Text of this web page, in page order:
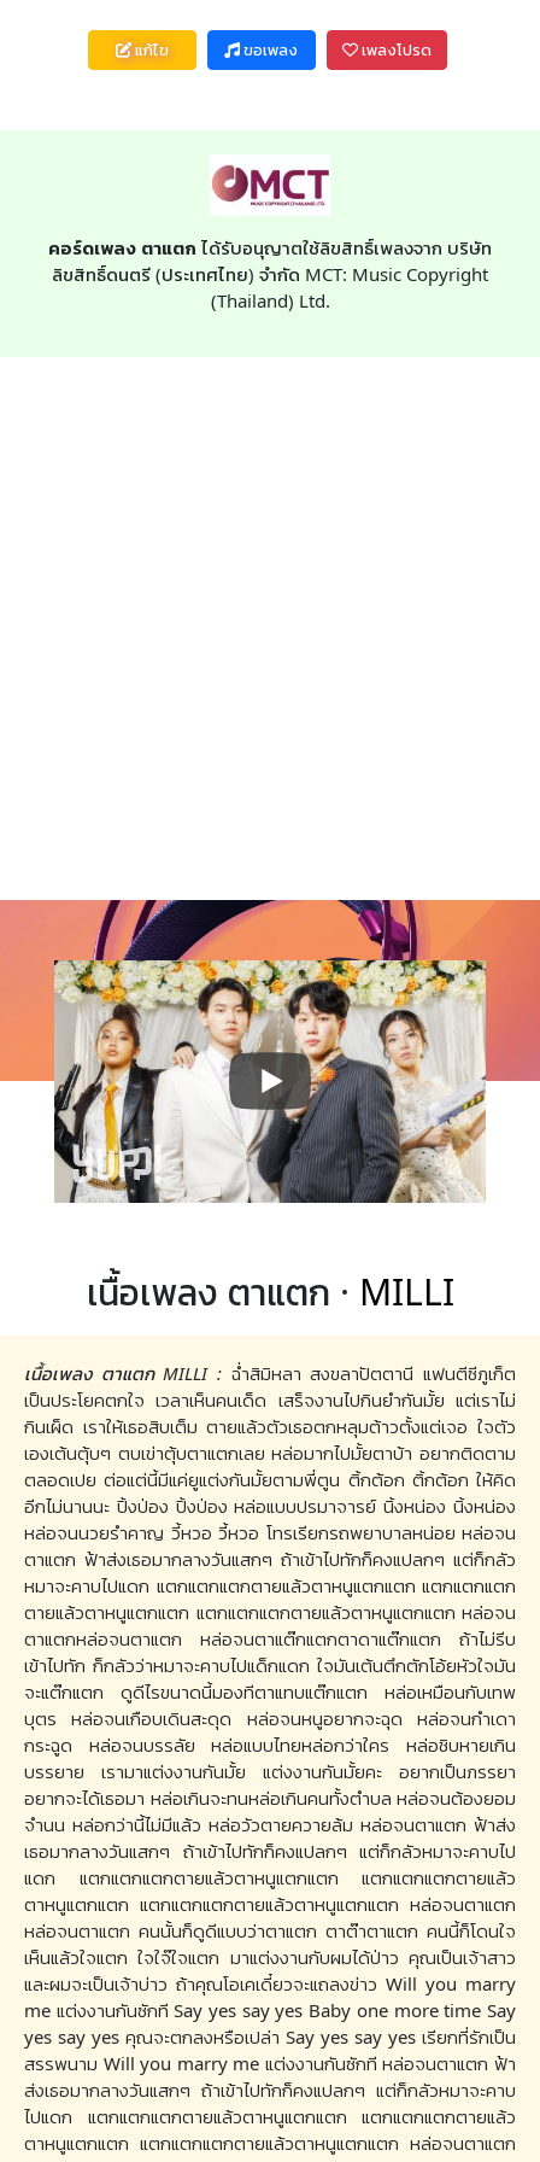
แก้ไข ขอเพลง เพลงโปรด
คอร์ดเพลง ตาแตก ได้รับอนุญาตใช้ลิขสิทธิ์เพลงจาก บริษัท
ลิขสิทธิ์ดนตรี (ประเทศไทย) จำกัด MCT: Music Copyright
(Thailand) Ltd.
เนื้อเพลง ตาแตก · MILLI
เนื้อเพลง ตาแตก MILLI : ฉ่ำสิมิหลา สงขลาปัตตานี แฟนตีซีภูเก็ต
เป็นประโยคตกใจ เวลาเห็นคนเด็ด เสร็จงานไปกินยำกันมั้ย แต่เราไม่
กินเผ็ด เราให้เธอสิบเต็ม ตายแล้วตัวเธอตกหลุมต้าวตั้งแต่เจอ ใจตัว
เองเต้นตุ้บๆ ตบเข่าตุ้บตาแตกเลย หล่อมากไปมั้ยตาบ้า อยากติดตาม
ตลอดเปย ต่อแต่นี้มีแค่ยูแต่งกันมั้ยตามพี่ตูน ติ้กต้อก ติ้กต้อก ให้คิด
อีกไม่นานนะ ปิ้งป่อง ปิ้งป่อง หล่อแบบปรมาจารย์ นิ้งหน่อง นิ้งหน่อง
หล่อจนนวยรำคาญ วี้หวอ วี้หวอ โทรเรียกรถพยาบาลหน่อย หล่อจน
ตาแตก ฟ้าส่งเธอมากลางวันแสกๆ ถ้าเข้าไปทักก็คงแปลกๆ แต่ก็กลัว
หมาจะคาบไปแดก แตกแตกแตกตายแล้วตาหนูแตกแตก แตกแตกแตก
ตายแล้วตาหนูแตกแตก แตกแตกแตกตายแล้วตาหนูแตกแตก หล่อจน
ตาแตกหล่อจนตาแตก หล่อจนตาแต๊กแตกตาดาแต๊กแตก ถ้าไม่รีบ
เข้าไปทัก ก็กลัวว่าหมาจะคาบไปแด็กแดก ใจมันเต้นตึกตักโอ้ยหัวใจมัน
จะแต๊กแตก ดูดีไรขนาดนี้มองทีตาแทบแต๊กแตก หล่อเหมือนกับเทพ
บุตร หล่อจนเกือบเดินสะดุด หล่อจนหนูอยากจะฉุด หล่อจนกำเดา
กระฉูด หล่อจนบรรลัย หล่อแบบไทยหล่อกว่าใคร หล่อชิบหายเกิน
บรรยาย เรามาแต่งงานกันมั้ย แต่งงานกันมั้ยคะ อยากเป็นภรรยา
อยากจะได้เธอมา หล่อเกินจะทนหล่อเกินคนทั้งตำบล หล่อจนต้องยอม
จำนน หล่อกว่านี้ไม่มีแล้ว หล่อวัวตายควายล้ม หล่อจนตาแตก ฟ้าส่ง
เธอมากลางวันแสกๆ ถ้าเข้าไปทักก็คงแปลกๆ แต่ก็กลัวหมาจะคาบไป
แดก แตกแตกแตกตายแล้วตาหนูแตกแตก แตกแตกแตกตายแล้ว
ตาหนูแตกแตก แตกแตกแตกตายแล้วตาหนูแตกแตก หล่อจนตาแตก
หล่อจนตาแตก คนนั้นก็ดูดีแบบว่าตาแตก ตาต๊าตาแตก คนนี้ก็โดนใจ
เห็นแล้วใจแตก ใจใจ๊ใจแตก มาแต่งงานกับผมได้ป่าว คุณเป็นเจ้าสาว
และผมจะเป็นเจ้าบ่าว ถ้าคุณโอเคเดี๋ยวจะแถลงข่าว Will you marry
me แต่งงานกันซักที Say yes say yes Baby one more time Say
yes say yes คุณจะตกลงหรือเปล่า Say yes say yes เรียกที่รักเป็น
สรรพนาม Will you marry me แต่งงานกันซักที หล่อจนตาแตก ฟ้า
ส่งเธอมากลางวันแสกๆ ถ้าเข้าไปทักก็คงแปลกๆ แต่ก็กลัวหมาจะคาบ
ไปแดก แตกแตกแตกตายแล้วตาหนูแตกแตก แตกแตกแตกตายแล้ว
ตาหนูแตกแตก แตกแตกแตกตายแล้วตาหนูแตกแตก หล่อจนตาแตก